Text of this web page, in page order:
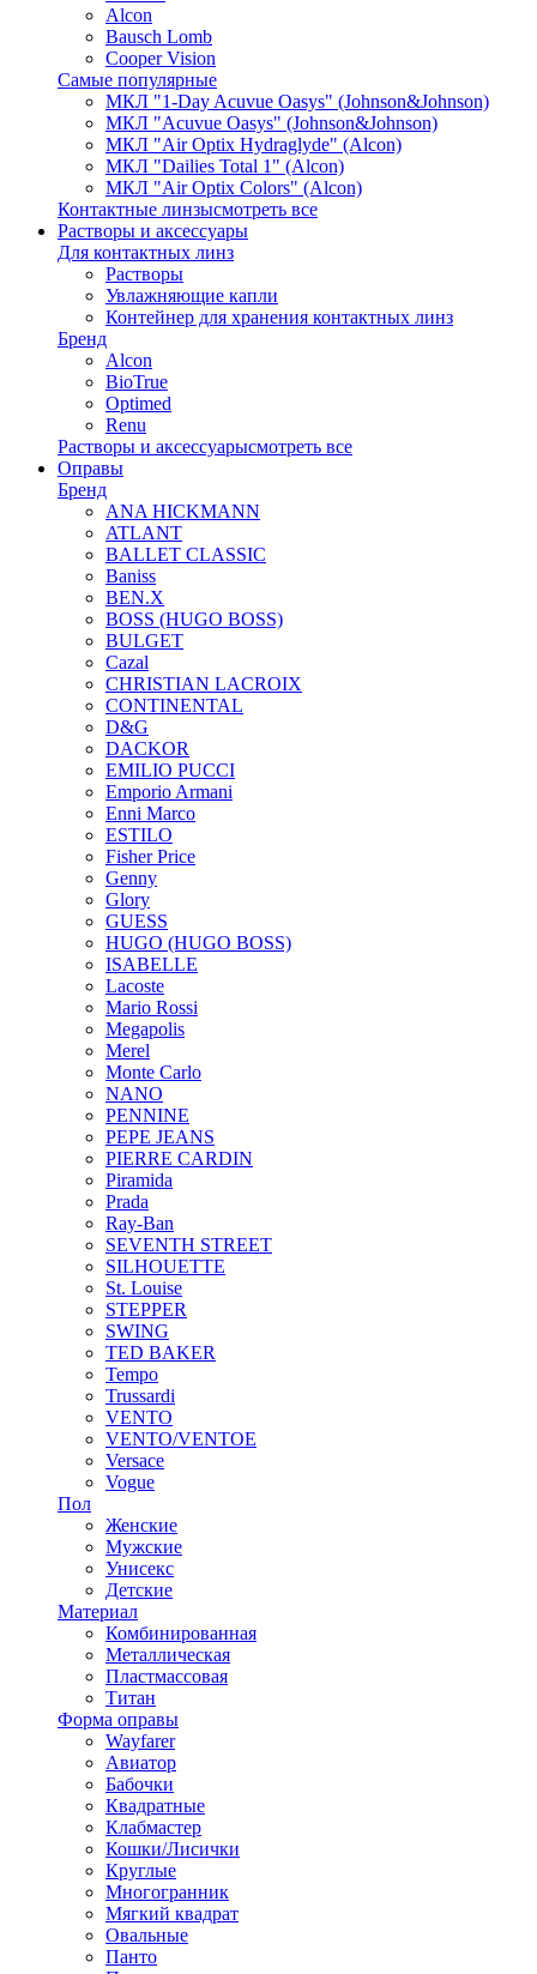
Alcon
Bausch Lomb
Cooper Vision
Самые популярные
МКЛ "1-Day Acuvue Oasys" (Johnson&Johnson)
МКЛ "Acuvue Oasys" (Johnson&Johnson)
МКЛ "Air Optix Hydraglyde" (Alcon)
МКЛ "Dailies Total 1" (Alcon)
МКЛ "Air Optix Colors" (Alcon)
Контактные линзысмотреть все
Растворы и аксессуары
Для контактных линз
Растворы
Увлажняющие капли
Контейнер для хранения контактных линз
Бренд
Alcon
BioTrue
Optimed
Renu
Растворы и аксессуарысмотреть все
Оправы
Бренд
ANA HICKMANN
ATLANT
BALLET CLASSIC
Baniss
BEN.X
BOSS (HUGO BOSS)
BULGET
Cazal
CHRISTIAN LACROIX
CONTINENTAL
D&G
DACKOR
EMILIO PUCCI
Emporio Armani
Enni Marco
ESTILO
Fisher Price
Genny
Glory
GUESS
HUGO (HUGO BOSS)
ISABELLE
Lacoste
Mario Rossi
Megapolis
Merel
Monte Carlo
NANO
PENNINE
PEPE JEANS
PIERRE CARDIN
Piramida
Prada
Ray-Ban
SEVENTH STREET
SILHOUETTE
St. Louise
STEPPER
SWING
TED BAKER
Tempo
Trussardi
VENTO
VENTO/VENTOE
Versace
Vogue
Пол
Женские
Мужские
Унисекс
Детские
Материал
Комбинированная
Металлическая
Пластмассовая
Титан
Форма оправы
Wayfarer
Авиатор
Бабочки
Квадратные
Клабмастер
Кошки/Лисички
Круглые
Многогранник
Мягкий квадрат
Овальные
Панто